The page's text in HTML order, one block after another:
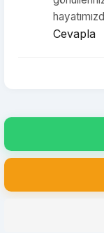
Cevapla